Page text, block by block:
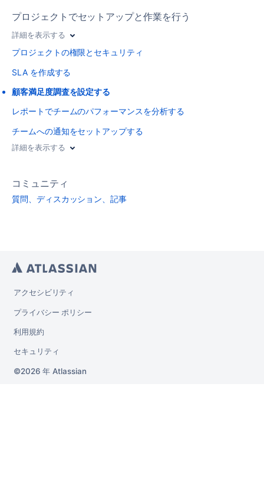
プロジェクトでセットアップと作業を行う
詳細を表示する
プロジェクトの権限とセキュリティ
SLA を作成する
顧客満足度調査を設定する
レポートでチームのパフォーマンスを分析する
チームへの通知をセットアップする
詳細を表示する
コミュニティ
質問、ディスカッション、記事
アクセシビリティ
プライバシー ポリシー
利用規約
セキュリティ
2026 年 Atlassian